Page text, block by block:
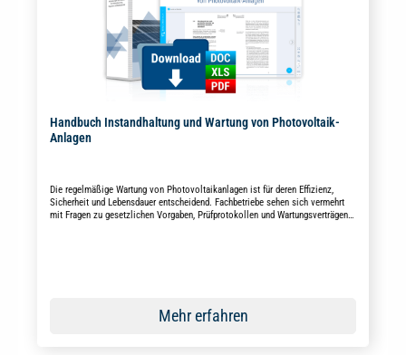
Handbuch Instandhaltung und Wartung von Photovoltaik-
Anlagen
Die regelmäßige Wartung von Photovoltaikanlagen ist für deren Effizienz,
Sicherheit und Lebensdauer entscheidend. Fachbetriebe sehen sich vermehrt
mit Fragen zu gesetzlichen Vorgaben, Prüfprotokollen und Wartungsverträgen
Mehr erfahren